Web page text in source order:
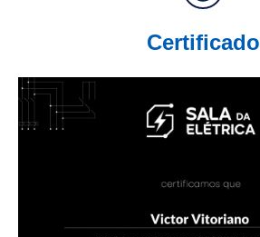
Certificado